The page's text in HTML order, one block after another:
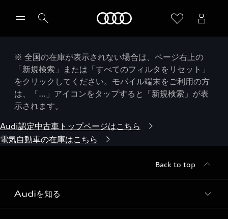
※ 全国の在庫が表示されない場合は、ページ右上の
「新規検索」または「すべてのフィルタをリセット」
をクリックしてください。モバイル端末をご利用の方
は、「…」アイコンをタップすると「新規検索」が表
示されます。
Audi認定中古車トップページはこちら
電気自動車の在庫はこちら
Back to top
Audiを知る